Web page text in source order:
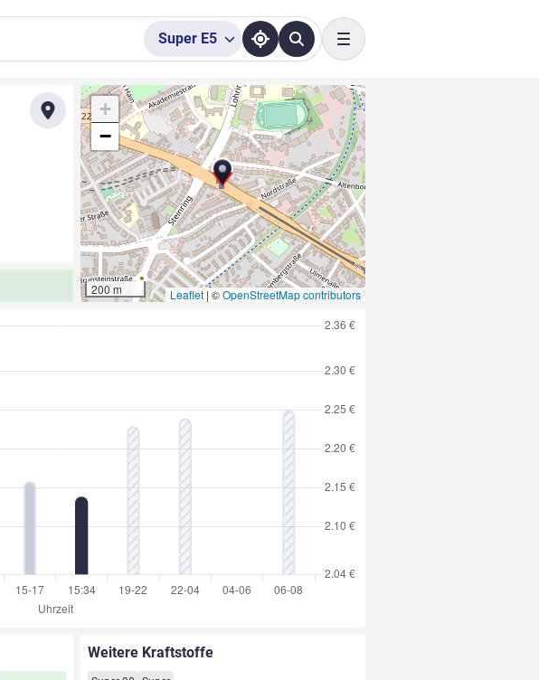
Super E5
Toggle navigation
+
−
200 m Leaflet |©OpenStreetMap contributors
Weitere Kraftstoffe